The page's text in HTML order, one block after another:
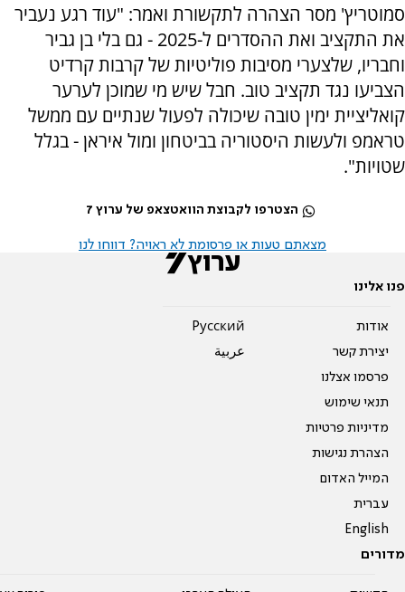
סמוטריץ' מסר הצהרה לתקשורת ואמר: "עוד רגע נעביר
את התקציב ואת ההסדרים ל-2025 - גם בלי בן גביר
וחבריו, שלצערי מסיבות פוליטיות של קרבות קרדיט
הצביעו נגד תקציב טוב. חבל שיש מי שמוכן לערער
קואליציית ימין טובה שיכולה לפעול שנתיים עם ממשל
טראמפ ולעשות היסטוריה בביטחון ומול איראן - בגלל
שטויות".
הצטרפו לקבוצת הוואטצאפ של ערוץ 7
מצאתם טעות או פרסומת לא ראויה? דווחו לנו
פנו אלינו
אודות
יצירת קשר
פרסמו אצלנו
תנאי שימוש
מדיניות פרטיות
הצהרת נגישות
המייל האדום
עברית
English
Pусский
عربية
מדורים